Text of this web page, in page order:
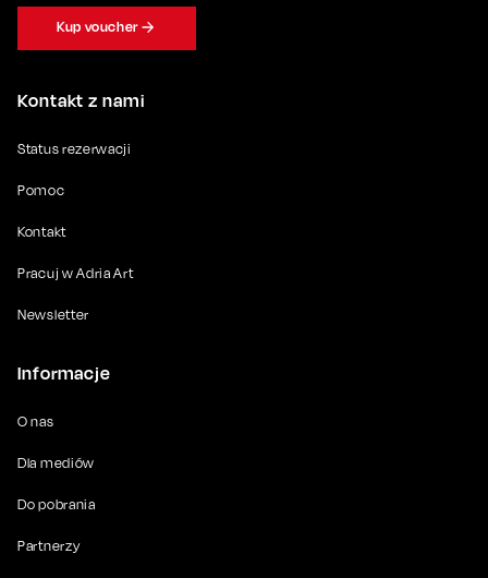
Kontakt z nami
Status rezerwacji
Pomoc
Kontakt
Pracuj w Adria Art
Newsletter
Informacje
O nas
Dla mediów
Do pobrania
Partnerzy
Kup voucher